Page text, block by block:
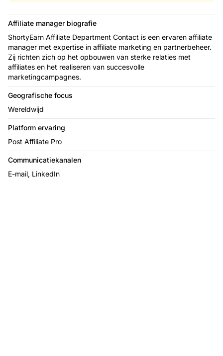
Affiliate manager biografie
ShortyEarn Affiliate Department Contact is een ervaren affiliate
manager met expertise in affiliate marketing en partnerbeheer.
Zij richten zich op het opbouwen van sterke relaties met
affiliates en het realiseren van succesvolle
marketingcampagnes.
Geografische focus
Wereldwijd
Platform ervaring
Post Affiliate Pro
Communicatiekanalen
E-mail, LinkedIn